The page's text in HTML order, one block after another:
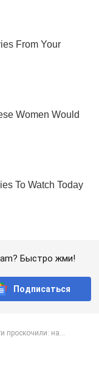
Быстро жми!
Подписаться
проскочили: на...